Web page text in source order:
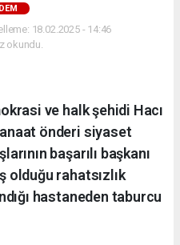
18.02.2025 - 14:46
okundu.
ve halk şehidi Hacı
önderi siyaset
başarılı başkanı
olduğu rahatsızlık
hastaneden taburcu